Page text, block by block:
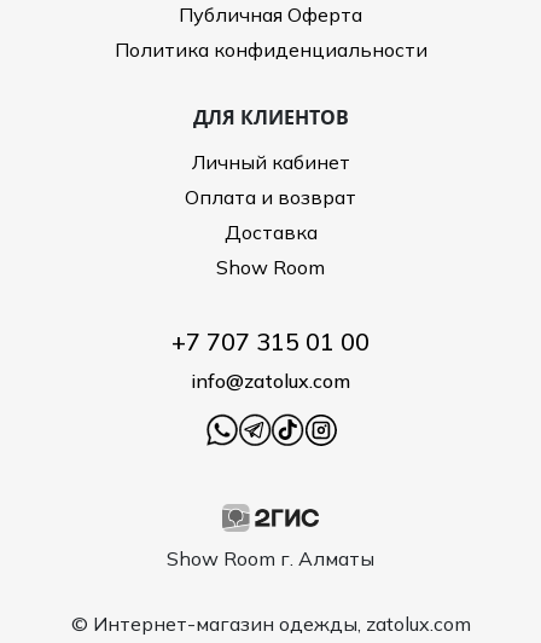
Публичная Оферта
Политика конфиденциальности
ДЛЯ КЛИЕНТОВ
Личный кабинет
Оплата и возврат
Доставка
Show Room
Show Room г. Алматы
+7 707 315 01 00
info@zatolux.com
© Интернет-магазин одежды, zatolux.com